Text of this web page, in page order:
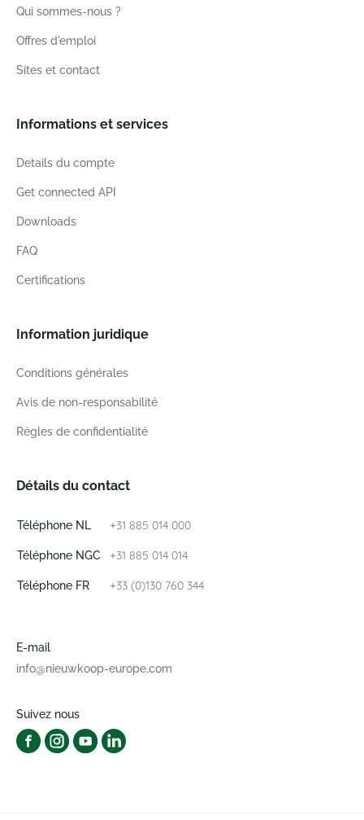
Qui sommes-nous ?
Offres d'emploi
Sites et contact
Informations et services
Details du compte
Get connected API
Downloads
FAQ
Certifications
Information juridique
Conditions générales
Avis de non-responsabilité
Règles de confidentialité
Détails du contact
Téléphone NL +31 885 014 000
Téléphone NGC +31 885 014 014
Téléphone FR +33 (0)130 760 344
E-mail
info@nieuwkoop-europe.com
Suivez nous